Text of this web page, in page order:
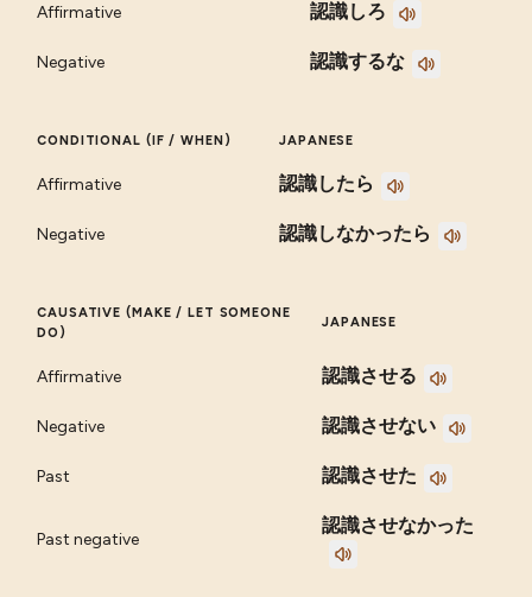
Affirmative 認識しろ
Negative 認識するな
CONDITIONAL (IF / WHEN) JAPANESE
Affirmative 認識したら
Negative 認識しなかったら
CAUSATIVE (MAKE / LET SOMEONE
DO)
JAPANESE
Affirmative 認識させる
Negative 認識させない
Past 認識させた
Past negative
認識させなかった